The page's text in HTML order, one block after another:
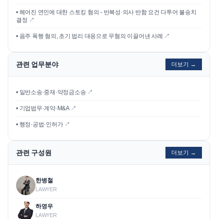
• 헤어진 연인에 대한 스토킹 혐의 - 반복성·의사 반함 요건 다투어 불송치
결정 ↗
• 음주 폭행 혐의, 초기 법리 대응으로 무혐의 이끌어낸 사례 ↗
관련 업무분야 더보기 →
• 일반소송·중재·약정금소송 ↗
• 기업법무·계약·M&A ↗
• 행정·공법·인허가 ↗
관련 구성원 더보기 →
한병철
LAWYER
하영우
LAWYER